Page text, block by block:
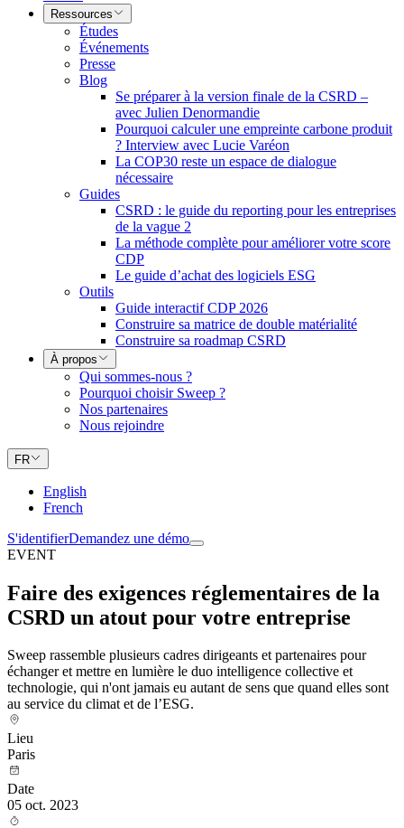
Ressources
Études
Événements
Presse
Blog
Se préparer à la version finale de la CSRD –
avec Julien Denormandie
Pourquoi calculer une empreinte carbone produit
? Interview avec Lucie Varéon
La COP30 reste un espace de dialogue
nécessaire
Guides
CSRD : le guide du reporting pour les entreprises
de la vague 2
La méthode complète pour améliorer votre score
CDP
Le guide d’achat des logiciels ESG
Outils
Guide interactif CDP 2026
Construire sa matrice de double matérialité
Construire sa roadmap CSRD
À propos
Qui sommes-nous ?
Pourquoi choisir Sweep ?
Nos partenaires
Nous rejoindre
FR
English
French
S'identifierDemandez une démo
EVENT
Faire des exigences réglementaires de la
CSRD un atout pour votre entreprise
Sweep rassemble plusieurs cadres dirigeants et partenaires pour
échanger et mettre en lumière le duo intelligence collective et
technologie, qui n'ont jamais eu autant de sens que quand elles sont
au service du climat et de l’ESG.
Lieu
Paris
Date
05 oct. 2023